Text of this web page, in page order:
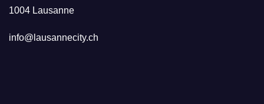
1004 Lausanne
info@lausannecity.ch